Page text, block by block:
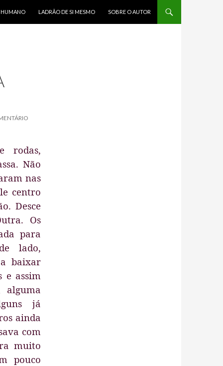
HUMANO LADRÃO DE SI MESMO SOBRE O AUTOR
rodas,
Não
nas
centro
Desce
Os
para
lado,
baixar
e assim
já
ainda
com
muito
pouco